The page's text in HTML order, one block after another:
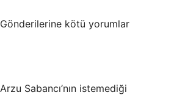
Gönderilerine kötü yorumlar
Arzu Sabancı’nın istemediği